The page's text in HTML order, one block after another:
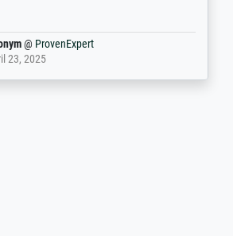
Anonym@ProvenExpert
March 31, 2025